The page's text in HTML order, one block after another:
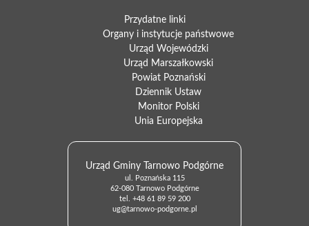
Przydatne linki
Organy i instytucje państwowe
Urząd Wojewódzki
Urząd Marszałkowski
Powiat Poznański
Dziennik Ustaw
Monitor Polski
Unia Europejska
Urząd Gminy Tarnowo Podgórne
ul. Poznańska 115
62-080 Tarnowo Podgórne
tel. +48 61 89 59 200
ug@tarnowo-podgorne.pl